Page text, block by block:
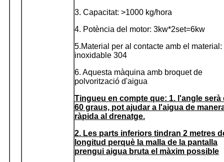
3. Capacitat: >1000 kg/hora
4. Potència del motor: 3kw*2set=6kw
5.Material per al contacte amb el material:
inoxidable 304
6. Aquesta màquina amb broquet de
polvorització d'aigua
Tingueu en compte que: 1. l'angle serà
60 graus, pot ajudar a l'aigua de
ràpida al drenatge.
2. Les parts inferiors tindran 2 metres
longitud perquè la malla de la pantalla
prengui aigua bruta el màxim possible